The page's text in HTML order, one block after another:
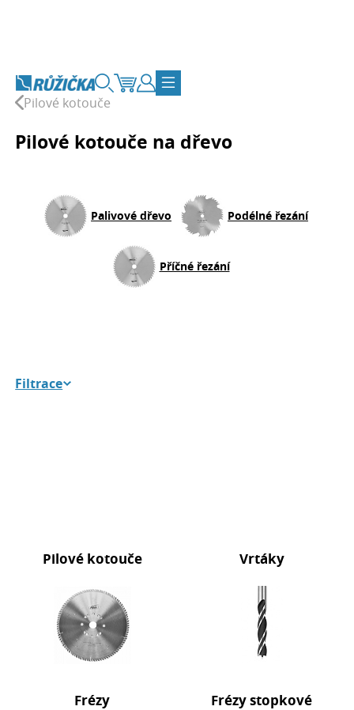
Vyhledávání
KošíkZákaznický účet
Přepnout navigaci
Pilové kotouče
Pilové kotouče na dřevo
Palivové dřevo Podélné řezání
Příčné řezání
Filtrace
Pilové kotouče Vrtáky
Frézy Frézy stopkové